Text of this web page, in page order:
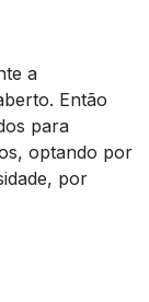
a
Então
para
optando por
por